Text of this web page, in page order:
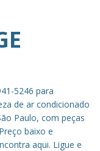
5246 para
de ar condicionado
Paulo, com peças
baixo e
aqui. Ligue e